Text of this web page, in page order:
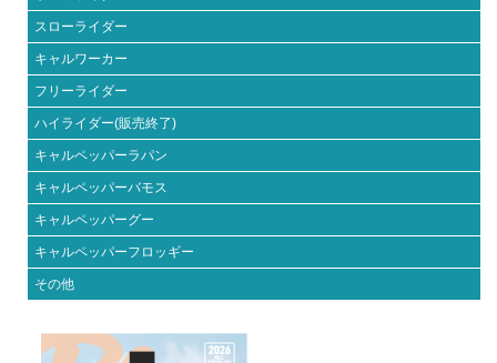
スローライダー
キャルワーカー
フリーライダー
ハイライダー(販売終了)
キャルペッパーラパン
キャルペッパーバモス
キャルペッパーグー
キャルペッパーフロッギー
その他